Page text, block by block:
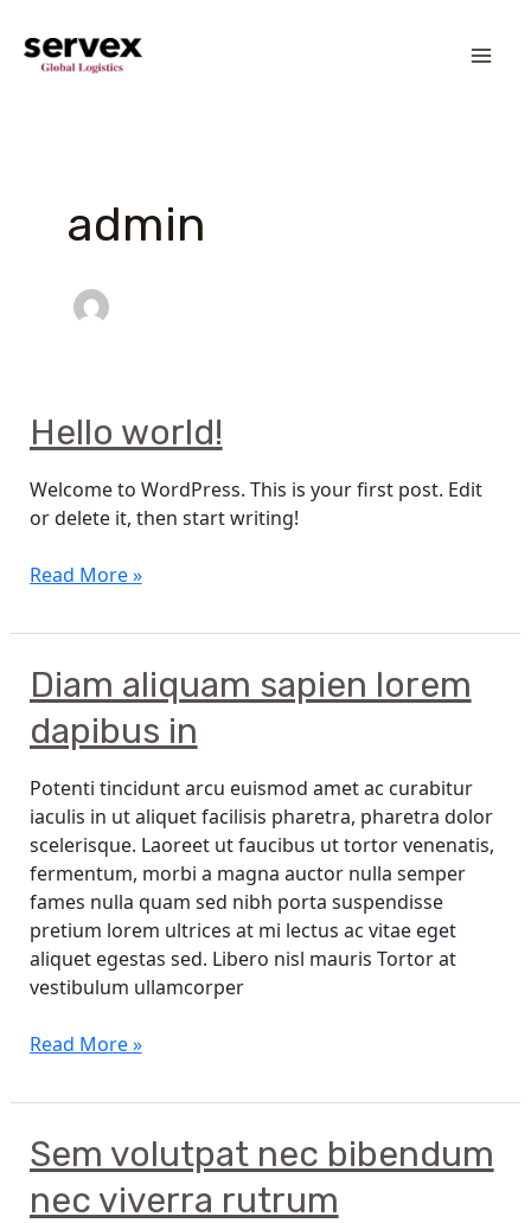
content
admin
Hello world!
Welcome to WordPress. This is your first post. Edit
or delete it, then start writing!
Hello
world!
Read More »
Diam aliquam sapien lorem
dapibus in
Potenti tincidunt arcu euismod amet ac curabitur
iaculis in ut aliquet facilisis pharetra, pharetra dolor
scelerisque. Laoreet ut faucibus ut tortor venenatis,
fermentum, morbi a magna auctor nulla semper
fames nulla quam sed nibh porta suspendisse
pretium lorem ultrices at mi lectus ac vitae eget
aliquet egestas sed. Libero nisl mauris Tortor at
vestibulum ullamcorper
Diam
aliquam
sapien
dapibus
in
Read More »
Sem volutpat nec bibendum
nec viverra rutrum
Sem
volutpat
nec